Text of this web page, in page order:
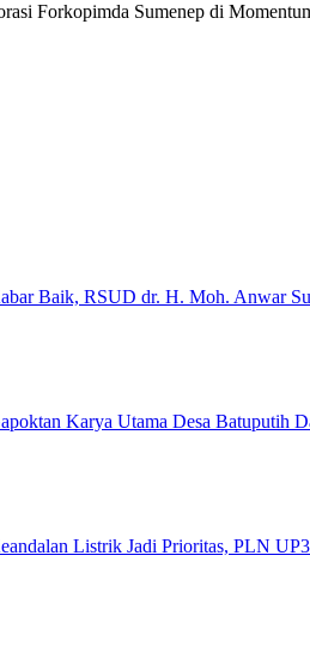
Forkopimda Sumenep di
Baik, RSUD dr. H. Moh. Anwar
Karya Utama Desa Batuputih
Listrik Jadi Prioritas, PLN